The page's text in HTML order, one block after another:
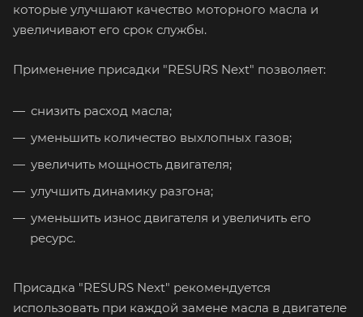
которые улучшают качество моторного масла и
увеличивают его срок службы.
Применение присадки "RESURS Next" позволяет:
снизить расход масла;
уменьшить количество выхлопных газов;
увеличить мощность двигателя;
улучшить динамику разгона;
уменьшить износ двигателя и увеличить его
ресурс.
Присадка "RESURS Next" рекомендуется
использовать при каждой замене масла в двигателе